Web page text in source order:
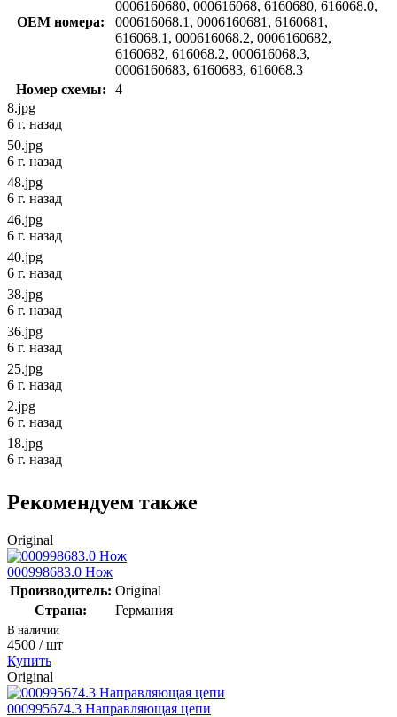
OEM номера:
0006160680, 000616068, 6160680, 616068.0,
000616068.1, 0006160681, 6160681,
616068.1, 000616068.2, 0006160682,
6160682, 616068.2, 000616068.3,
0006160683, 6160683, 616068.3
Номер схемы:
4
8.jpg
6 г. назад
50.jpg
6 г. назад
48.jpg
6 г. назад
46.jpg
6 г. назад
40.jpg
6 г. назад
38.jpg
6 г. назад
36.jpg
6 г. назад
25.jpg
6 г. назад
2.jpg
6 г. назад
18.jpg
6 г. назад
Рекомендуем также
Original
000998683.0 Нож
Производитель: Original
Страна:
Германия
В наличии
4500 / шт
Купить
Original
000995674.3 Направляющая цепи